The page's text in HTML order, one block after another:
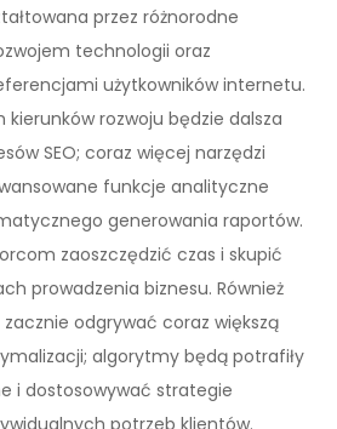
przez różnorodne
technologii oraz
użytkowników internetu.
rozwoju będzie dalsza
SEO; coraz więcej narzędzi
funkcje analityczne
generowania raportów.
zaoszczędzić czas i skupić
prowadzenia biznesu. Również
odgrywać coraz większą
algorytmy będą potrafiły
i dostosowywać strategie
potrzeb klientów.